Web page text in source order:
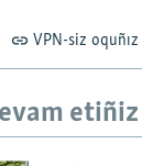
VPN-siz oquñız
etiñiz